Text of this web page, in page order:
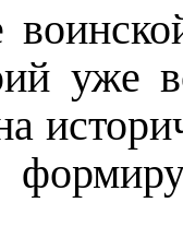
уже